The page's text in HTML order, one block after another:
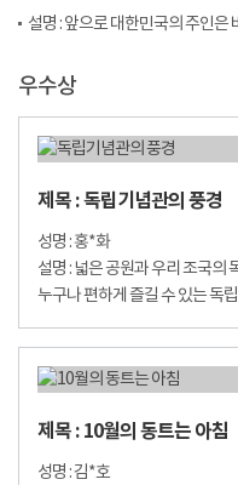
설명 : 앞으로 대한민국의 주인은
우수상
제목 : 독립기념관의 풍경
성명 : 홍*화
설명 : 넓은 공원과 우리 조국의
누구나 편하게 즐길 수 있는 독
제목 : 10월의 동트는 아침
성명 : 김*호